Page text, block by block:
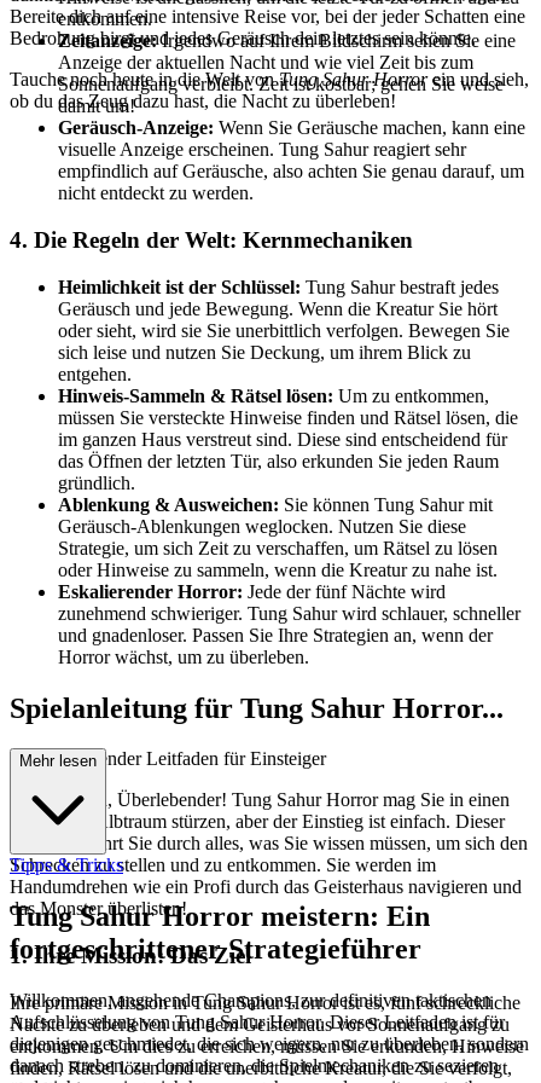
Bereite dich auf eine intensive Reise vor, bei der jeder Schatten eine
Bedrohung birgt und jedes Geräusch dein letztes sein könnte.
Tauche noch heute in die Welt vonTung Sahur Horrorein und sieh,
ob du das Zeug dazu hast, die Nacht zu überleben!
entkommen.
Zeitanzeige:Irgendwo auf Ihrem Bildschirm sehen Sie eine
Anzeige der aktuellen Nacht und wie viel Zeit bis zum
Sonnenaufgang verbleibt. Zeit ist kostbar; gehen Sie weise
damit um!
Geräusch-Anzeige: Wenn Sie Geräusche machen, kann eine
visuelle Anzeige erscheinen. Tung Sahur reagiert sehr
empfindlich auf Geräusche, also achten Sie genau darauf, um
nicht entdeckt zu werden.
4. Die Regeln der Welt: Kernmechaniken
Heimlichkeit ist der Schlüssel: Tung Sahur bestraft jedes
Geräusch und jede Bewegung. Wenn die Kreatur Sie hört
oder sieht, wird sie Sie unerbittlich verfolgen. Bewegen Sie
sich leise und nutzen Sie Deckung, um ihrem Blick zu
entgehen.
Hinweis-Sammeln & Rätsel lösen: Um zu entkommen,
müssen Sie versteckte Hinweise finden und Rätsel lösen, die
im ganzen Haus verstreut sind. Diese sind entscheidend für
das Öffnen der letzten Tür, also erkunden Sie jeden Raum
gründlich.
Ablenkung & Ausweichen: Sie können Tung Sahur mit
Geräusch-Ablenkungen weglocken. Nutzen Sie diese
Strategie, um sich Zeit zu verschaffen, um Rätsel zu lösen
oder Hinweise zu sammeln, wenn die Kreatur zu nahe ist.
Eskalierender Horror: Jede der fünf Nächte wird
zunehmend schwieriger. Tung Sahur wird schlauer, schneller
und gnadenloser. Passen Sie Ihre Strategien an, wenn der
Horror wächst, um zu überleben.
Spielanleitung für Tung Sahur Horror...
: Ihr umfassender Leitfaden für Einsteiger
Willkommen, Überlebender! Tung Sahur Horror mag Sie in einen
verdrehten Albtraum stürzen, aber der Einstieg ist einfach. Dieser
Leitfaden führt Sie durch alles, was Sie wissen müssen, um sich den
Schrecken zu stellen und zu entkommen. Sie werden im
Handumdrehen wie ein Profi durch das Geisterhaus navigieren und
das Monster überlisten!
1. Ihre Mission: Das Ziel
Ihre primäre Mission in Tung Sahur Horror ist es, fünf schreckliche
Nächte zu überleben und dem Geisterhaus vor Sonnenaufgang zu
entkommen. Um dies zu erreichen, müssen Sie erkunden, Hinweise
finden, Rätsel lösen und die unerbittliche Kreatur, die Sie verfolgt,
Mehr lesen
Tipps & Tricks
Tung Sahur Horror meistern: Ein
fortgeschrittener Strategieführer
Willkommen, angehende Champions, zur definitiven taktischen
Aufschlüsselung von Tung Sahur Horror. Dieser Leitfaden ist für
diejenigen geschmiedet, die sich weigern, nur zu überleben, sondern
danach streben, zu dominieren, die Spielmechaniken zu sezieren